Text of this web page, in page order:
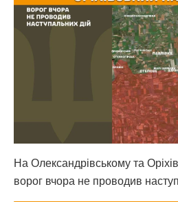
На Олександрівському та
ворог вчора не проводив